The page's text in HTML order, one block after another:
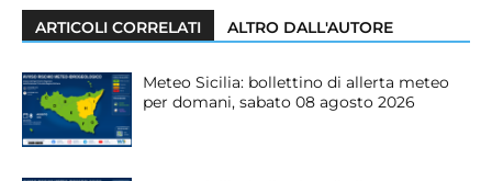
ARTICOLI CORRELATI ALTRO DALL'AUTORE
Meteo Sicilia: bollettino di allerta meteo
per domani, sabato 08 agosto 2026